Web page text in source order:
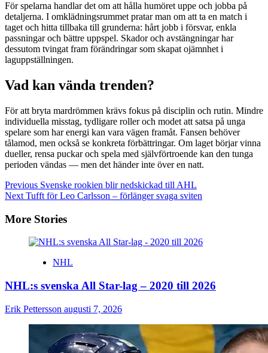
För spelarna handlar det om att hålla humöret uppe och jobba på
detaljerna. I omklädningsrummet pratar man om att ta en match i
taget och hitta tillbaka till grunderna: hårt jobb i försvar, enkla
passningar och bättre uppspel. Skador och avstängningar har
dessutom tvingat fram förändringar som skapat ojämnhet i
laguppställningen.
Vad kan vända trenden?
För att bryta mardrömmen krävs fokus på disciplin och rutin. Mindre
individuella misstag, tydligare roller och modet att satsa på unga
spelare som har energi kan vara vägen framåt. Fansen behöver
tålamod, men också se konkreta förbättringar. Om laget börjar vinna
dueller, rensa puckar och spela med självförtroende kan den tunga
perioden vändas — men det händer inte över en natt.
Continue
Reading
Previous Svenske rookien blir nedskickad till AHL
Next Tufft för Leo Carlsson – förlänger svaga sviten
More Stories
NHL
NHL:s svenska All Star-lag – 2020 till 2026
Erik Pettersson augusti 7, 2026